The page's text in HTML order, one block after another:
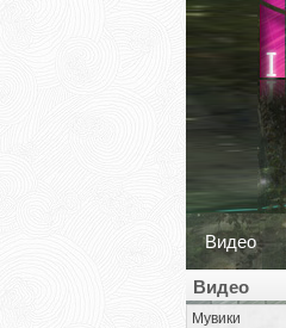
Видео
Видео
Мувики